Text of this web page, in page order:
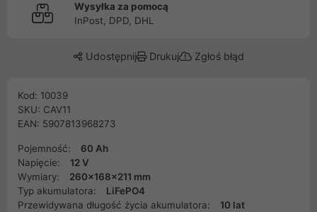
Wysyłka za pomocą
InPost, DPD, DHL
Udostępnij Drukuj Zgłoś błąd
Kod: 10039
SKU: CAV11
EAN: 5907813968273
Pojemność:
60 Ah
Napięcie:
12 V
Wymiary:
260x168x211 mm
Typ akumulatora:
LiFePO4
Przewidywana długość życia akumulatora:
10 lat